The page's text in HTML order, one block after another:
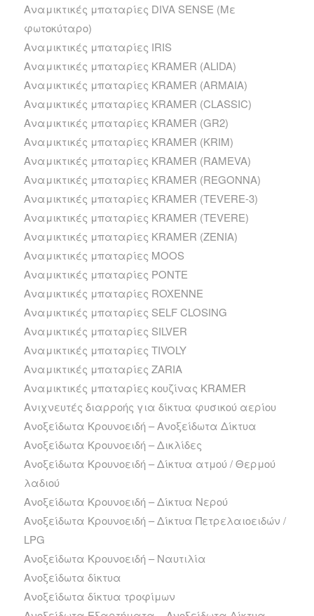
Αναμικτικές μπαταρίες DIVA SENSE (Με
φωτοκύταρο)
Αναμικτικές μπαταρίες IRIS
Αναμικτικές μπαταρίες KRAMER (ALIDA)
Αναμικτικές μπαταρίες KRAMER (ARMAIA)
Αναμικτικές μπαταρίες KRAMER (CLASSIC)
Αναμικτικές μπαταρίες KRAMER (GR2)
Αναμικτικές μπαταρίες KRAMER (KRIM)
Αναμικτικές μπαταρίες KRAMER (RAMEVA)
Αναμικτικές μπαταρίες KRAMER (REGONNA)
Αναμικτικές μπαταρίες KRAMER (TEVERE-3)
Αναμικτικές μπαταρίες KRAMER (TEVERE)
Αναμικτικές μπαταρίες KRAMER (ZENIA)
Αναμικτικές μπαταρίες MOOS
Αναμικτικές μπαταρίες PONTE
Αναμικτικές μπαταρίες ROXENNE
Αναμικτικές μπαταρίες SELF CLOSING
Αναμικτικές μπαταρίες SILVER
Αναμικτικές μπαταρίες TIVOLY
Αναμικτικές μπαταρίες ZARIA
Αναμικτικές μπαταρίες κουζίνας ΚRAMER
Ανιχνευτές διαρροής για δίκτυα φυσικού αερίου
Ανοξείδωτα Kρουνοειδή – Ανοξείδωτα Δίκτυα
Ανοξείδωτα Kρουνοειδή – Δικλίδες
Ανοξείδωτα Kρουνοειδή – Δίκτυα ατμού / Θερμού
λαδιού
Ανοξείδωτα Kρουνοειδή – Δίκτυα Νερού
Ανοξείδωτα Kρουνοειδή – Δίκτυα Πετρελαιοειδών /
LPG
Ανοξείδωτα Kρουνοειδή – Ναυτιλία
Ανοξείδωτα δίκτυα
Ανοξείδωτα δίκτυα τροφίμων